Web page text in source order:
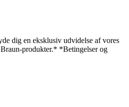
dig en eksklusiv udvidelse af vores
produkter.* *Betingelser og